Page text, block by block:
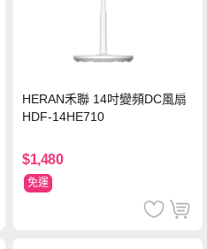
HERAN禾聯 14吋變頻DC風扇
HDF-14HE710
$1,480
免運